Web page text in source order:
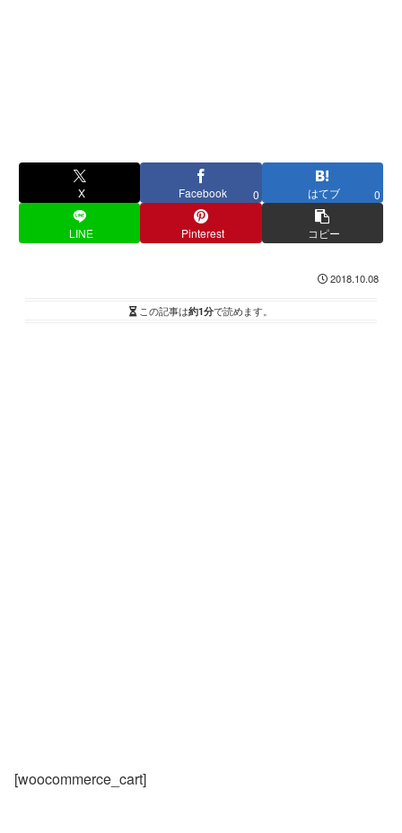
X Facebook 0 はてブ 0
LINE Pinterest コピー
2018.10.08
この記事は約1分で読めます。
[woocommerce_cart]